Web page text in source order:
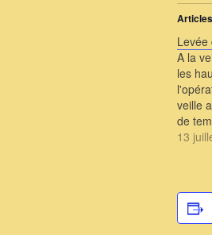
Levée
A la
les
veille
de
"à
13